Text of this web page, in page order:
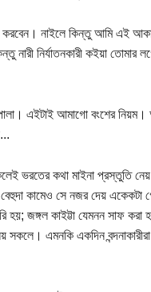
করবেন। নাইলে কিন্তু আমি এই
নির্যাতনকারী কইয়া তোমার
এইটাই আমাগো বংশের নিয়ম।
ভরতের কথা মাইনা প্রস্তুতি
কামেও সে নজর দেয় একেকটা
জঙ্গল কাইট্টা যেমনন সাফ করা
এমনকি একদিন বন্দনাকারীরা